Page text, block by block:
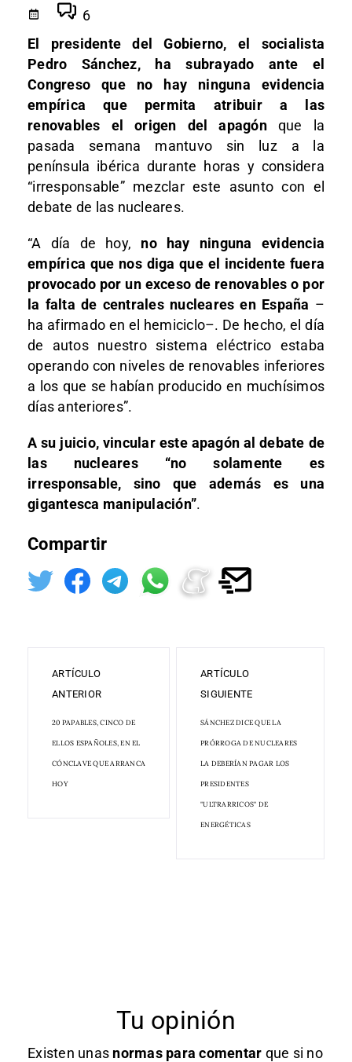
6
El presidente del Gobierno, el socialista
Pedro Sánchez, ha subrayado ante el
Congreso que no hay ninguna evidencia
empírica que permita atribuir a las
renovables el origen del apagónque la
pasada semana mantuvo sin luz a la
península ibérica durante horas y considera
“irresponsable” mezclar este asunto con el
debate de las nucleares.
“A día de hoy, no hay ninguna evidencia
empírica que nos diga que el incidente fuera
provocado por un exceso de renovables o por
la falta de centrales nucleares en España –
ha afirmado en el hemiciclo–. De hecho, el día
de autos nuestro sistema eléctrico estaba
operando con niveles de renovables inferiores
a los que se habían producido en muchísimos
días anteriores”.
A su juicio, vincular este apagón al debate de
las nucleares “no solamente es
irresponsable, sino que además es una
gigantesca manipulación”.
Compartir
ARTÍCULO
ANTERIOR
20 PAPABLES, CINCO DE
ELLOS ESPAÑOLES, EN EL
CÓNCLAVE QUE ARRANCA
HOY
ARTÍCULO
SIGUIENTE
SÁNCHEZ DICE QUE LA
PRÓRROGA DE NUCLEARES
LA DEBERÍAN PAGAR LOS
PRESIDENTES
"ULTRARRICOS" DE
ENERGÉTICAS
Tu opinión
Existen unas normas para comentar que si no